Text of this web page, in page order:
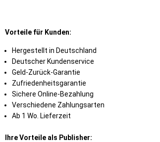
Vorteile für Kunden:
Hergestellt in Deutschland
Deutscher Kundenservice
Geld-Zurück-Garantie
Zufriedenheitsgarantie
Sichere Online-Bezahlung
Verschiedene Zahlungsarten
Ab 1 Wo. Lieferzeit
Ihre Vorteile als Publisher: